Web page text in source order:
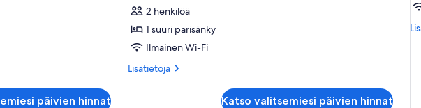
päivien hinnat
järvinäköala
kuvat
2 henkilöä
1 suuri parisänky
Ilmainen Wi-Fi
Lisätietoja
Lisätietoja
Katso valitsemiesi päivien hinnat